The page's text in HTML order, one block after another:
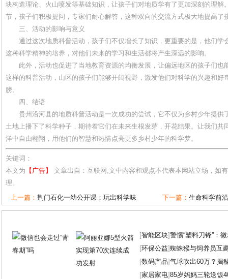
块构造理论、火山喷发等基础知识，让孩子们对地质学有了更加深刻的理解
节，孩子们积极提问，专家们耐心解答，这种双向的交流方式极大地提高了
三、活动的影响与意义
通过这次地质科普活动，孩子们不仅增长了知识，更重要的是，他们学
这种科学精神的培养，对他们未来的学习和生活都将产生深远的影响。
此外，活动也促进了当地教育资源的均衡发展，让偏远地区的孩子们也
这样的科普活动，山区的孩子们能够开阔视野，激发他们对科学的兴趣和好
膀。
四、结语
贵州沿河县的地质科普活动是一次成功的尝试，它不仅为乡村少年提供
土地上播下了科学种子，期待着它们在未来生根发芽，开花结果。让我们共
洋中自由翱翔，用他们的智慧和热情点亮更多乡村少年的科学梦。
关键词：
本文为 【广告】
文章出自：互联网,文中内容和观点不代表本网站立场，如
理。
上一篇： 荆门石化一幼公开课：玩出科学味 下一篇： 生命科学前
[智能区块]警惕“塑料刀锋”：
[环保公益]蜘蛛猴与饲养员互
[数码产品]气球吹出60万？揭
[家居家电]85岁妈妈三轮送饭